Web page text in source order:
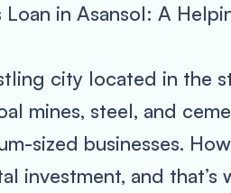
Loan in Asansol: A
city located in the
mines, steel, and
sized businesses.
investment, and that’s